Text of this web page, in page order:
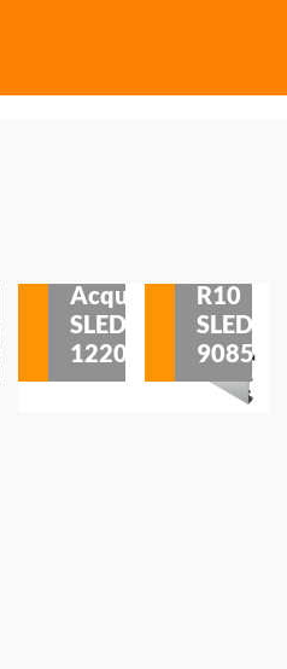
Acqua
SLED
1220
R10
SLED
9085